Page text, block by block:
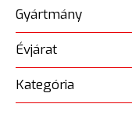
Gyártmány
Évjárat
Kategória